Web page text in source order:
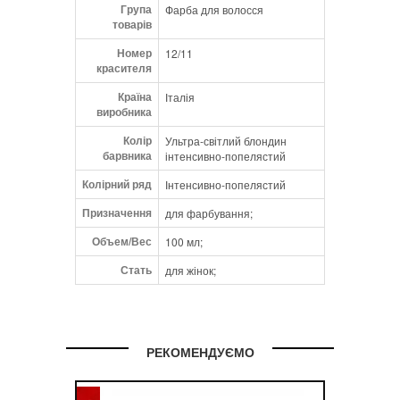
Група
товарів
Фарба для волосся
Номер
красителя
12/11
Країна
виробника
Італія
Колір
барвника
Ультра-світлий блондин
інтенсивно-попелястий
Колірний ряд Інтенсивно-попелястий
Призначення для фарбування;
Объем/Вес 100 мл;
Стать для жінок;
РЕКОМЕНДУЄМО